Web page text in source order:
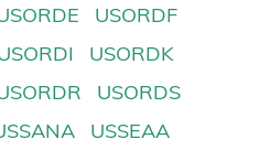
USORDF
USORDK
USORDS
USSEAA